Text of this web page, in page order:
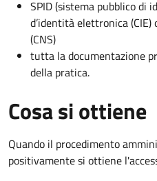
SPID (sistema pubblico di
d’identità elettronica
(CNS)
tutta la documentazione
della pratica.
Cosa si ottiene
Quando il procedimento
positivamente si ottiene